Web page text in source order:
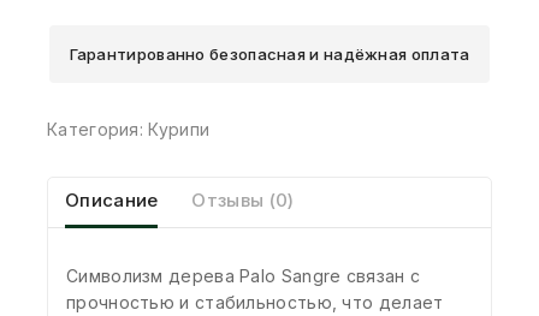
Гарантированно безопасная и надёжная оплата
Категория:Курипи
Описание Отзывы (0)
Символизм дерева Palo Sangre связан с
прочностью и стабильностью, что делает